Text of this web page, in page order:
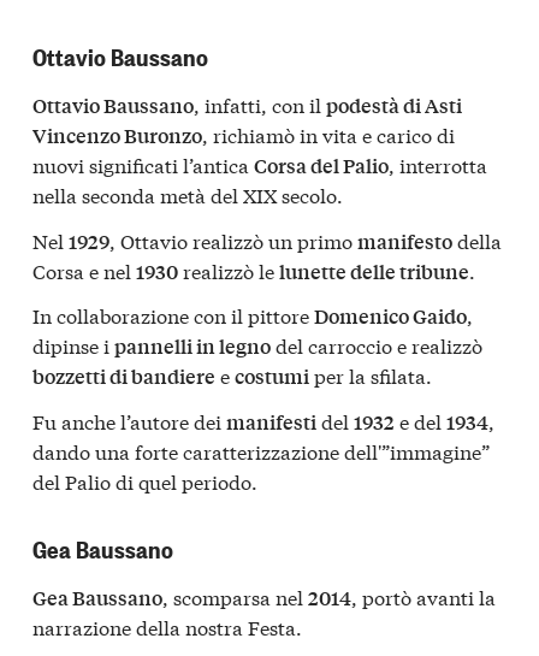
Ottavio Baussano
Ottavio Baussano, infatti, con il podestà di Asti
Vincenzo Buronzo, richiamò in vita e carico di
nuovi significati l’antica Corsa del Palio, interrotta
nella seconda metà del XIX secolo.
Nel 1929 , Ottavio realizzò un primomanifestodella
Corsa e nel 1930realizzò lelunette delle tribune
In collaborazione con il pittoreDomenico Gaido,
dipinse i pannelli in legnodel carroccio e realizzò
bozzetti di bandiere ecostumiper la sfilata.
Fu anche l’autore dei manifestidel 1932 e del 1934,
dando una forte caratterizzazione dell'”immagine”
del Palio di quel periodo.
Gea Baussano
Gea Baussano, scomparsa nel 2014, portò avanti la
narrazione della nostra Festa.